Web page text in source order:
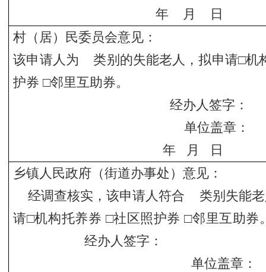
年 月 日
村（居）民委员会意见：
该申请人为 类别的失能老人，拟申请□机
护券 □邻里互助券。
经办人签字：
单位盖章：
年 月 日
乡镇人民政府（街道办事处）意见：
经调查核实，该申请人符合 类别失能老
请□机构托养券 □社区照护券 □
经办人签字：
单位盖章：